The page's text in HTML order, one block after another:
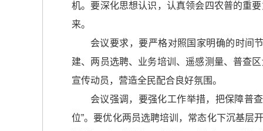
机。要深化思想认识，认真领会四农普的重
来。
会议要求，要严格对照国家明确的时间
建、两员选聘、业务培训、遥感测量、普查
宣传动员，营造全民配合良好氛围。
会议强调，要强化工作举措，把保障普
位”。要优化两员选聘培训，常态化下沉基层